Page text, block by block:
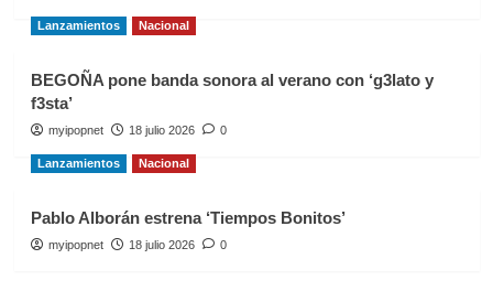
Lanzamientos Nacional
BEGOÑA pone banda sonora al verano con ‘g3lato y
f3sta’
myipopnet 18 julio 2026 0
Lanzamientos Nacional
Pablo Alborán estrena ‘Tiempos Bonitos’
myipopnet 18 julio 2026 0